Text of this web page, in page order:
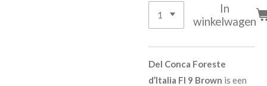
In
winkelwagen
Del Conca Foreste
d’Italia FI 9 Brown is een